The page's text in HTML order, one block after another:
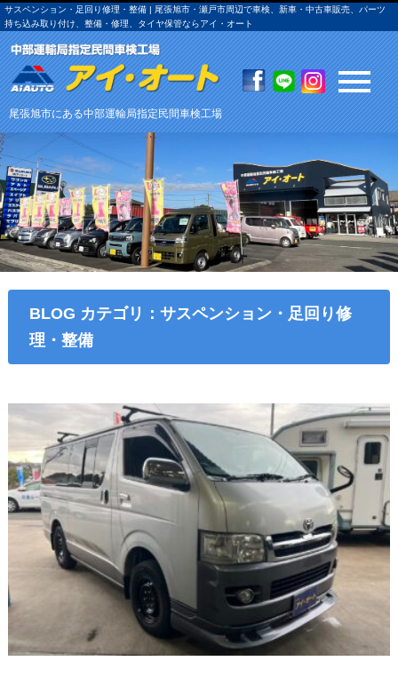
サスペンション・足回り修理・整備 | 尾張旭市・瀬戸市周辺で車検、新車・中古車販売、パーツ
持ち込み取り付け、整備・修理、タイヤ保管ならアイ・オート
尾張旭市にある中部運輸局指定民間車検工場
BLOG カテゴリ：サスペンション・足回り修
理・整備